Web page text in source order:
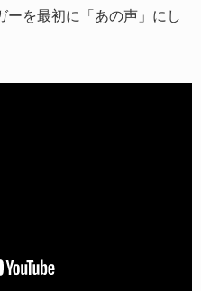
ーを最初に「あの声」にし